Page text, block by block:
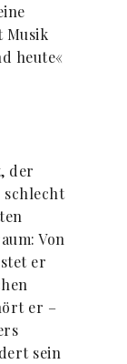
Musik
heute«
der
schlecht
Von
er
er –
sein